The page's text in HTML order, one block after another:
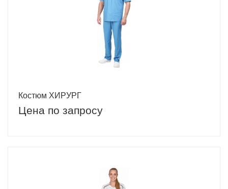
Костюм ХИРУРГ
Цена по запросу